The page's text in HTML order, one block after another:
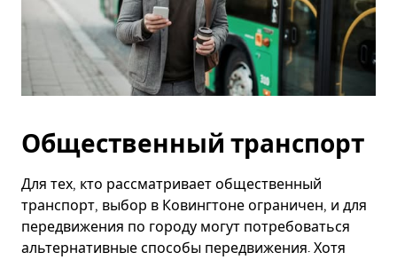
Общественный транспорт
Для тех, кто рассматривает общественный
транспорт, выбор в Ковингтоне ограничен, и для
передвижения по городу могут потребоваться
альтернативные способы передвижения. Хотя